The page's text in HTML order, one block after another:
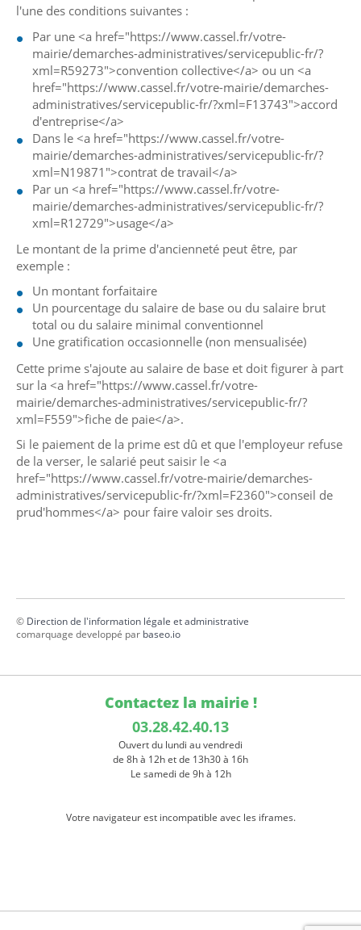
l'une des conditions suivantes :
Par une <a href="https://www.cassel.fr/votre-
mairie/demarches-administratives/servicepublic-fr/?
xml=R59273">convention collective</a> ou un <a
href="https://www.cassel.fr/votre-mairie/demarches-
administratives/servicepublic-fr/?xml=F13743">accord
d'entreprise</a>
Dans le <a href="https://www.cassel.fr/votre-
mairie/demarches-administratives/servicepublic-fr/?
xml=N19871">contrat de travail</a>
Par un <a href="https://www.cassel.fr/votre-
mairie/demarches-administratives/servicepublic-fr/?
xml=R12729">usage</a>
Le montant de la prime d'ancienneté peut être, par
exemple :
Un montant forfaitaire
Un pourcentage du salaire de base ou du salaire brut
total ou du salaire minimal conventionnel
Une gratification occasionnelle (non mensualisée)
Cette prime s'ajoute au salaire de base et doit figurer à part
sur la <a href="https://www.cassel.fr/votre-
mairie/demarches-administratives/servicepublic-fr/?
xml=F559">fiche de paie</a>.
Si le paiement de la prime est dû et que l'employeur refuse
de la verser, le salarié peut saisir le <a
href="https://www.cassel.fr/votre-mairie/demarches-
administratives/servicepublic-fr/?xml=F2360">conseil de
prud'hommes</a> pour faire valoir ses droits.
© Direction de l'information légale et administrative
comarquage developpé par baseo.io
Contactez la mairie !
03.28.42.40.13
Ouvert du lundi au vendredi
de 8h à 12h et de 13h30 à 16h
Le samedi de 9h à 12h
Votre navigateur est incompatible avec les iframes.